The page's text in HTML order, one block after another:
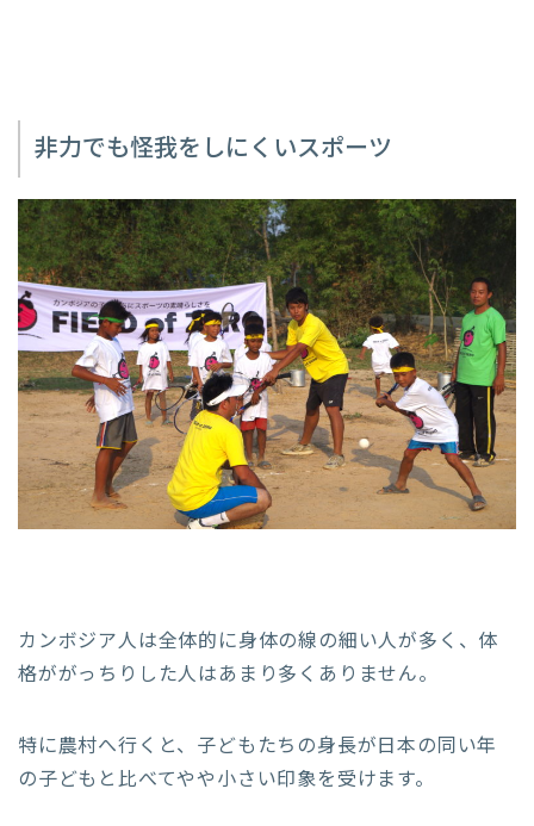
非力でも怪我をしにくいスポーツ
カンボジア人は全体的に身体の線の細い人が多く、体
格ががっちりした人はあまり多くありません。
特に農村へ行くと、子どもたちの身長が日本の同い年
の子どもと比べてやや小さい印象を受けます。